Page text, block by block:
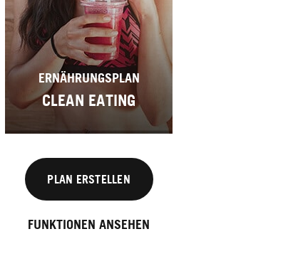
ERNÄHRUNGSPLAN
CLEAN EATING
PLAN ERSTELLEN
FUNKTIONEN ANSEHEN